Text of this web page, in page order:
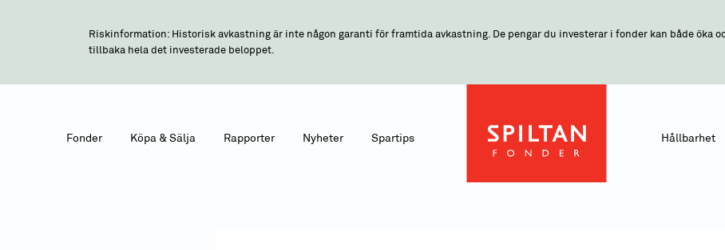
Riskinformation: Historisk avkastning är inte någon garanti för framtida avkastning. De pengar du investerar i fonder kan både öka
tillbaka hela det investerade beloppet.
Fonder Köpa & Sälja Rapporter Nyheter Spartips Hållbarhet